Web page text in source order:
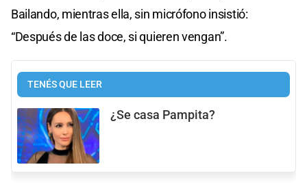
Bailando, mientras ella, sin micrófono insistió:
“Después de las doce, si quieren vengan”.
TENÉS QUE LEER
¿Se casa Pampita?